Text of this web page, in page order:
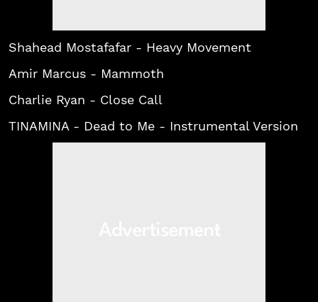
Shahead Mostafafar - Heavy Movement
Amir Marcus - Mammoth
Charlie Ryan - Close Call
TINAMINA - Dead to Me - Instrumental Version